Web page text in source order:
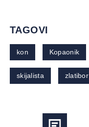
TAGOVI
kon Kopaonik
skijalista zlatibor